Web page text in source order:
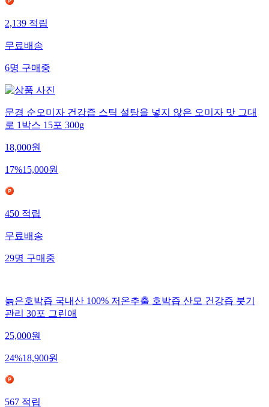
2,139 적립
무료배송
6명 구매중
문경 순오미자 건강즙 스틱 설탕을 넣지 않은 오미자 맛 그대
로 1박스 15포 300g
18,000원
17%15,000원
450 적립
무료배송
29명 구매중
늙은호박즙 국내산 100% 저온추출 호박즙 산모 건강즙 붓기
관리 30포 그린애
25,000원
24%18,900원
567 적립